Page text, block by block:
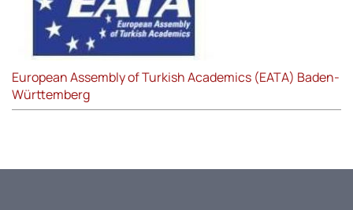
European Assembly of Turkish Academics (EATA) Baden-
Württemberg